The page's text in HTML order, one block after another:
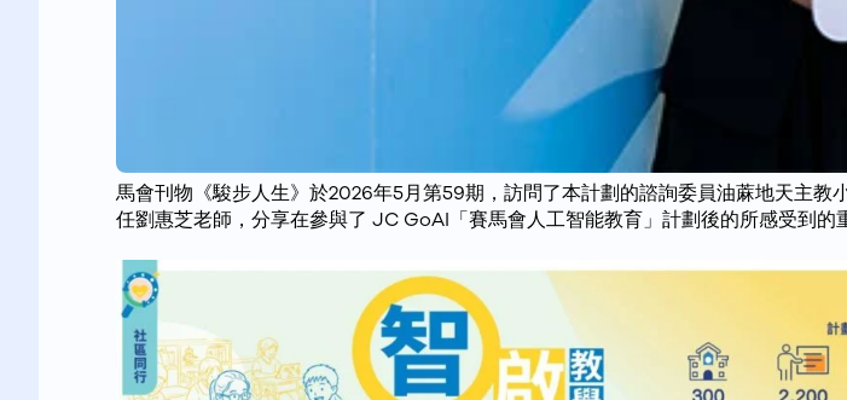
馬會刊物《駿步人生》於2026年5月第59期，訪問了本計劃的諮詢委員油蔴地天主
任劉惠芝老師，分享在參與了 JC GoAI「賽馬會人工智能教育」計劃後的所感受到的